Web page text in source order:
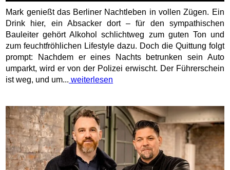
Mark genießt das Berliner Nachtleben in vollen Zügen. Ein
Drink hier, ein Absacker dort – für den sympathischen
Bauleiter gehört Alkohol schlichtweg zum guten Ton und
zum feuchtfröhlichen Lifestyle dazu. Doch die Quittung folgt
prompt: Nachdem er eines Nachts betrunken sein Auto
umparkt, wird er von der Polizei erwischt. Der Führerschein
ist weg, und um... weiterlesen